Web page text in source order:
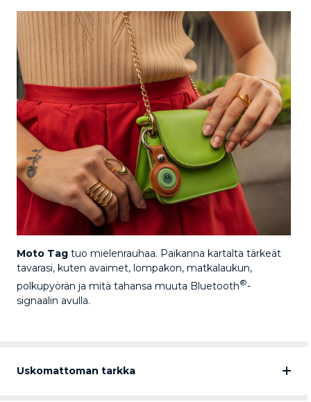
Moto Tag tuo mielenrauhaa. Paikanna kartalta tärkeät
tavarasi, kuten avaimet, lompakon, matkalaukun,
polkupyörän ja mitä tahansa muuta Bluetooth®-
signaalin avulla.
Uskomattoman tarkka